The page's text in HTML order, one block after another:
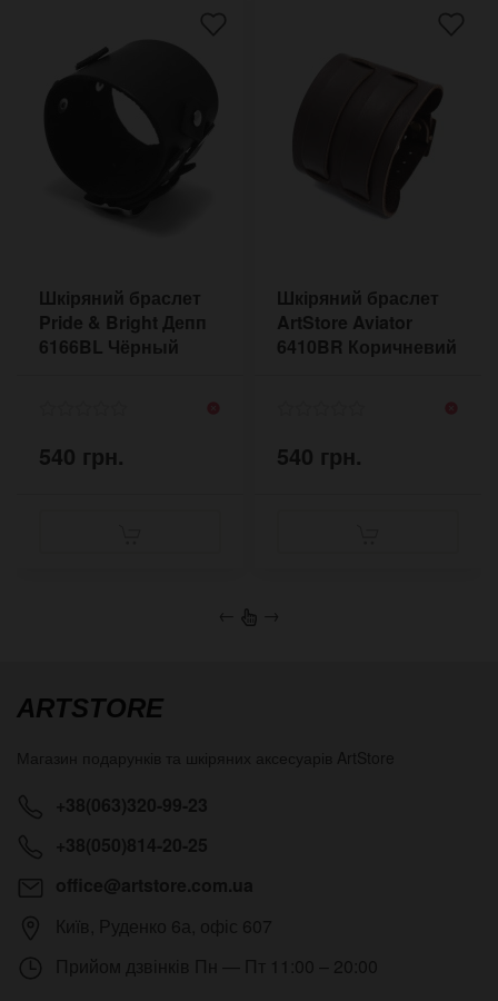
Шкіряний браслет
Pride & Bright Депп
6166BL Чёрный
540 грн.
Шкіряний браслет
ArtStore Aviator
6410BR Коричневий
540 грн.
← →
ARTSTORE